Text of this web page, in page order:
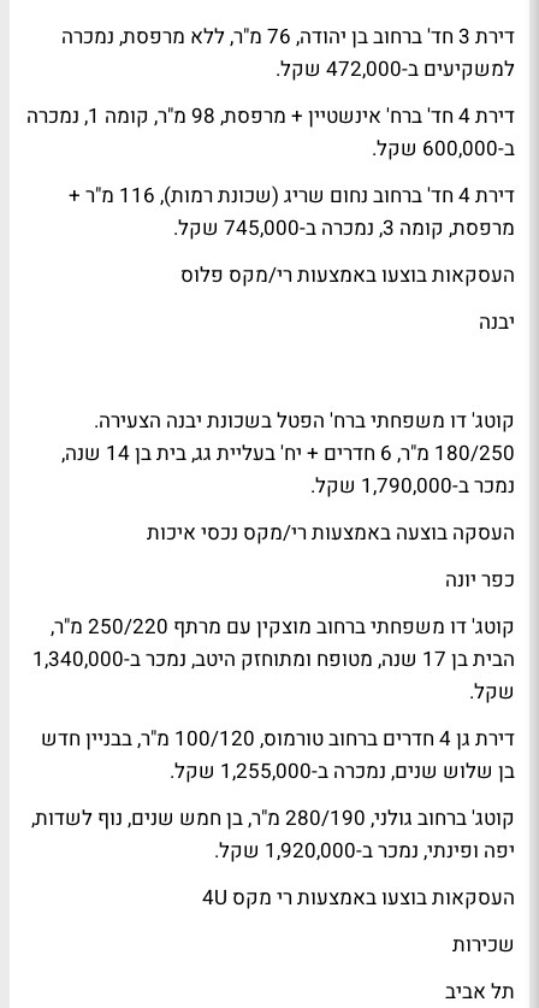
דירת 3 חד' ברחוב בן יהודה, 76 מ"ר, ללא מרפסת, נמכרה
למשקיעים ב-472,000 שקל.
דירת 4 חד' ברח' אינשטיין + מרפסת, 98 מ"ר, קומה 1, נמכרה
ב-600,000 שקל.
דירת 4 חד' ברחוב נחום שריג (שכונת רמות), 116 מ"ר +
מרפסת, קומה 3, נמכרה ב-745,000 שקל.
העסקאות בוצעו באמצעות רי/מקס פלוס
יבנה
קוטג' דו משפחתי ברח' הפטל בשכונת יבנה הצעירה.
180/250 מ"ר, 6 חדרים + יח' בעליית גג, בית בן 14 שנה,
נמכר ב-1,790,000 שקל.
העסקה בוצעה באמצעות רי/מקס נכסי איכות
כפר יונה
קוטג' דו משפחתי ברחוב מוצקין עם מרתף 250/220 מ"ר,
הבית בן 17 שנה, מטופח ומתוחזק היטב, נמכר ב-1,340,000
שקל.
דירת גן 4 חדרים ברחוב טורמוס, 100/120 מ"ר, בבניין חדש
בן שלוש שנים, נמכרה ב-1,255,000 שקל.
קוטג' ברחוב גולני, 280/190 מ"ר, בן חמש שנים, נוף לשדות,
יפה ופינתי, נמכר ב-1,920,000 שקל.
העסקאות בוצעו באמצעות רי מקס 4U
שכירות
תל אביב